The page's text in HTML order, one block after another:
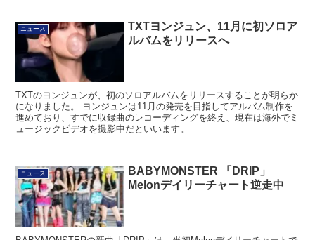
ニュース
TXTヨンジュン、11月に初ソロア
ルバムをリリースへ
TXTのヨンジュンが、初のソロアルバムをリリースすることが明らか
になりました。 ヨンジュンは11月の発売を目指してアルバム制作を
進めており、すでに収録曲のレコーディングを終え、現在は海外でミ
ュージックビデオを撮影中だといいます。
ニュース
BABYMONSTER 「DRIP」
Melonデイリーチャート逆走中